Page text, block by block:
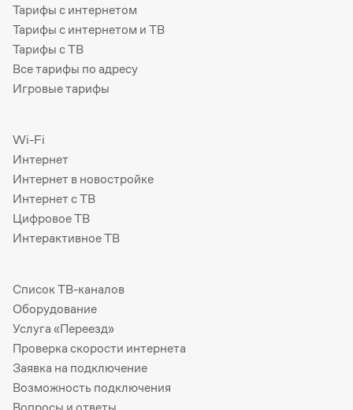
Тарифы с интернетом
Тарифы с интернетом и ТВ
Тарифы с ТВ
Все тарифы по адресу
Игровые тарифы
Wi-Fi
Интернет
Интернет в новостройке
Интернет с ТВ
Цифровое ТВ
Интерактивное ТВ
Список ТВ-каналов
Оборудование
Услуга «Переезд»
Проверка скорости интернета
Заявка на подключение
Возможность подключения